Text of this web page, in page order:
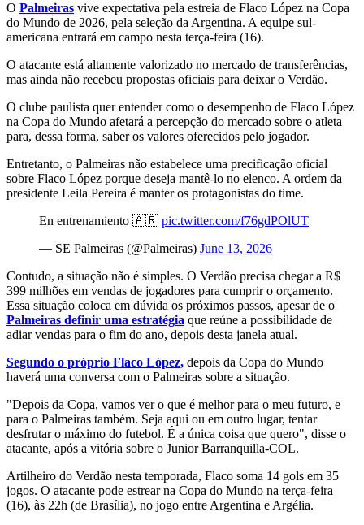
O Palmeiras vive expectativa pela estreia de Flaco López na Copa
do Mundo de 2026, pela seleção da Argentina. A equipe sul-
americana entrará em campo nesta terça-feira (16).
O atacante está altamente valorizado no mercado de transferências,
mas ainda não recebeu propostas oficiais para deixar o Verdão.
O clube paulista quer entender como o desempenho de Flaco López
na Copa do Mundo afetará a percepção do mercado sobre o atleta
para, dessa forma, saber os valores oferecidos pelo jogador.
Entretanto, o Palmeiras não estabelece uma precificação oficial
sobre Flaco López porque deseja mantê-lo no elenco. A ordem da
presidente Leila Pereira é manter os protagonistas do time.
En entrenamiento 🇦🇷 pic.twitter.com/f76gdPOlUT
— SE Palmeiras (@Palmeiras) June 13, 2026
Contudo, a situação não é simples. O Verdão precisa chegar a R$
399 milhões em vendas de jogadores para cumprir o orçamento.
Essa situação coloca em dúvida os próximos passos, apesar de o
Palmeiras definir uma estratégia que reúne a possibilidade de
adiar vendas para o fim do ano, depois desta janela atual.
Segundo o próprio Flaco López, depois da Copa do Mundo
haverá uma conversa com o Palmeiras sobre a situação.
"Depois da Copa, vamos ver o que é melhor para o meu futuro, e
para o Palmeiras também. Seja aqui ou em outro lugar, tentar
desfrutar o máximo do futebol. É a única coisa que quero", disse o
atacante, após a vitória sobre o Junior Barranquilla-COL.
Artilheiro do Verdão nesta temporada, Flaco soma 14 gols em 35
jogos. O atacante pode estrear na Copa do Mundo na terça-feira
(16), às 22h (de Brasília), no jogo entre Argentina e Argélia.